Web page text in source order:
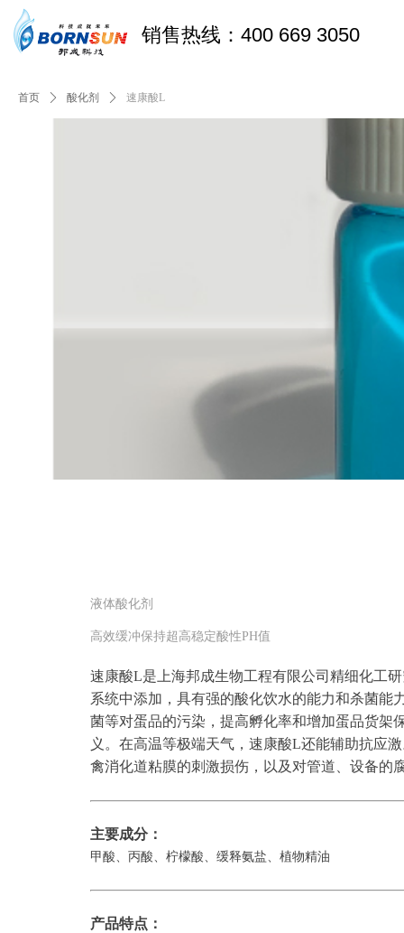
销售热线：400 669 3050
首页 ꄲ 酸化剂 ꄲ 速康酸L
液体酸化剂
高效缓冲保持超高稳定酸性PH值
速康酸L是上海邦成生物工程有限公司精细化工
系统中添加，具有强的酸化饮水的能力和杀菌能
菌等对蛋品的污染，提高孵化率和增加蛋品货架
义。在高温等极端天气，速康酸L还能辅助抗应
禽消化道粘膜的刺激损伤，以及对管道、设备的
主要成分：
甲酸、丙酸、柠檬酸、缓释氨盐、植物精油
产品特点：